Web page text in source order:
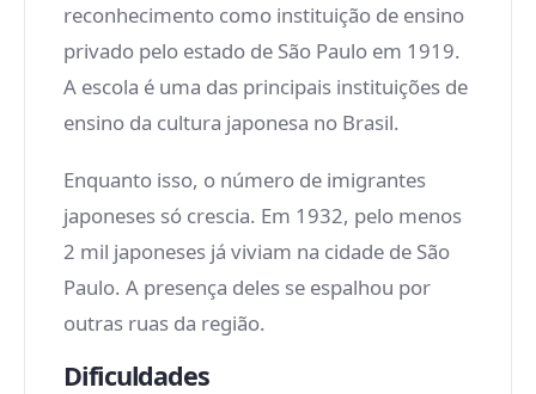
reconhecimento como instituição de ensino
privado pelo estado de São Paulo em 1919.
A escola é uma das principais instituições de
ensino da cultura japonesa no Brasil.
Enquanto isso, o número de imigrantes
japoneses só crescia. Em 1932, pelo menos
2 mil japoneses já viviam na cidade de São
Paulo. A presença deles se espalhou por
outras ruas da região.
Dificuldades